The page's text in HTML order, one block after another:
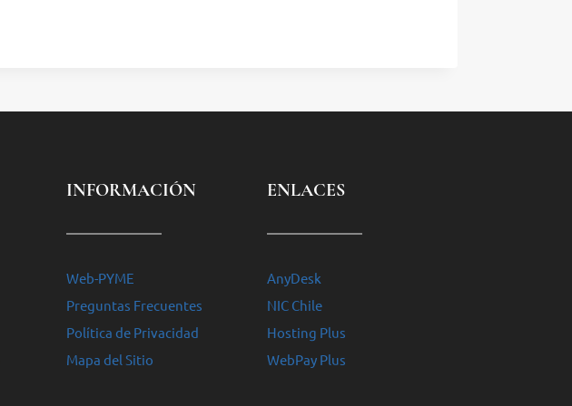
INFORMACIÓN
Web-PYME
Preguntas Frecuentes
Política de Privacidad
Mapa del Sitio
ENLACES
AnyDesk
NIC Chile
Hosting Plus
WebPay Plus